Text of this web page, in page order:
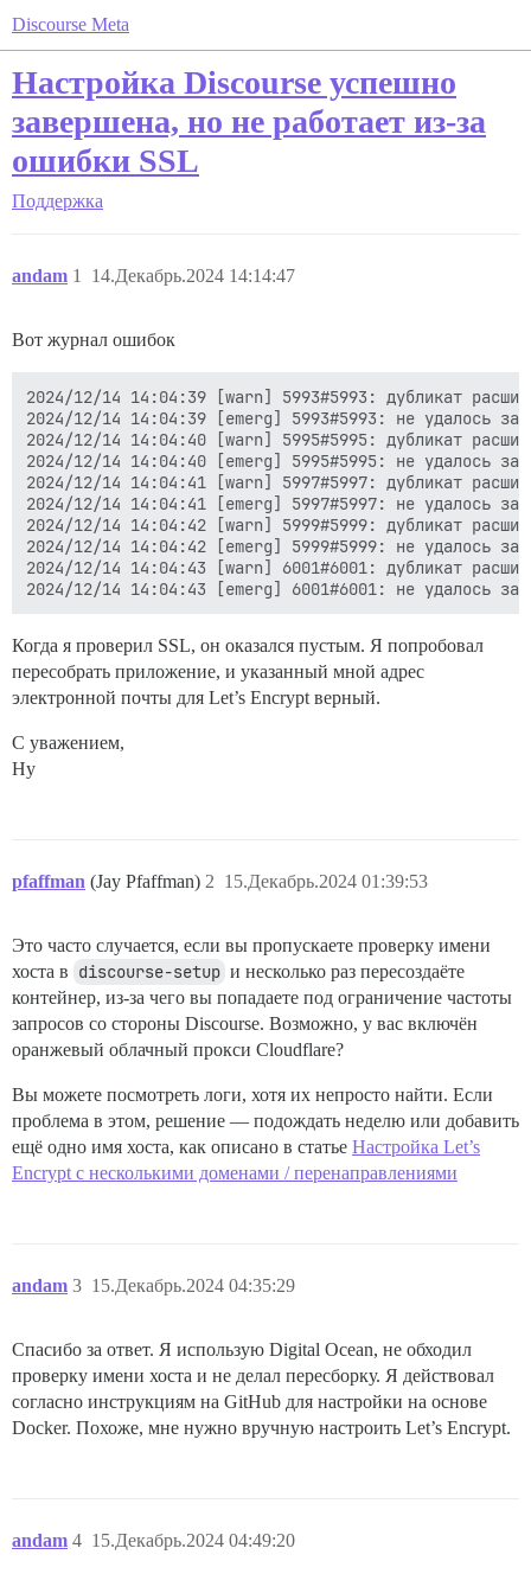
Discourse Meta
Настройка Discourse успешно
завершена, но не работает из-за
ошибки SSL
Поддержка
andam 14.Декабрь.2024 14:14:47
1
Вот журнал ошибок
2024/12/14 14:04:39 [warn] 5993#5993: дубликат
2024/12/14 14:04:39 [emerg] 5993#5993: не удалось
2024/12/14 14:04:40 [warn] 5995#5995: дубликат
2024/12/14 14:04:40 [emerg] 5995#5995: не удалось
2024/12/14 14:04:41 [warn] 5997#5997: дубликат
2024/12/14 14:04:41 [emerg] 5997#5997: не удалось
2024/12/14 14:04:42 [warn] 5999#5999: дубликат
2024/12/14 14:04:42 [emerg] 5999#5999: не удалось
2024/12/14 14:04:43 [warn] 6001#6001: дубликат
Когда я проверил SSL, он оказался пустым. Я попробовал
пересобрать приложение, и указанный мной адрес
электронной почты для Let’s Encrypt верный.
С уважением,
Ну
pfaffman (Jay Pfaffman) 15.Декабрь.2024 01:39:53
2
Это часто случается, если вы пропускаете проверку имени
хоста в discourse-setup и несколько раз пересоздаёте
контейнер, из-за чего вы попадаете под ограничение частоты
запросов со стороны Discourse. Возможно, у вас включён
оранжевый облачный прокси Cloudflare?
Вы можете посмотреть логи, хотя их непросто найти. Если
проблема в этом, решение — подождать неделю или добавить
ещё одно имя хоста, как описано в статье Настройка Let’s
Encrypt с несколькими доменами / перенаправлениями
andam 15.Декабрь.2024 04:35:29
3
Спасибо за ответ. Я использую Digital Ocean, не обходил
проверку имени хоста и не делал пересборку. Я действовал
согласно инструкциям на GitHub для настройки на основе
Docker. Похоже, мне нужно вручную настроить Let’s Encrypt.
andam 15.Декабрь.2024 04:49:20
4